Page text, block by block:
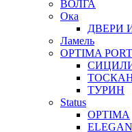
ВОЛГА
Ока
ДВЕРИ
Ламель
OPTIMA
ТУРИН
Status
OPTIMA